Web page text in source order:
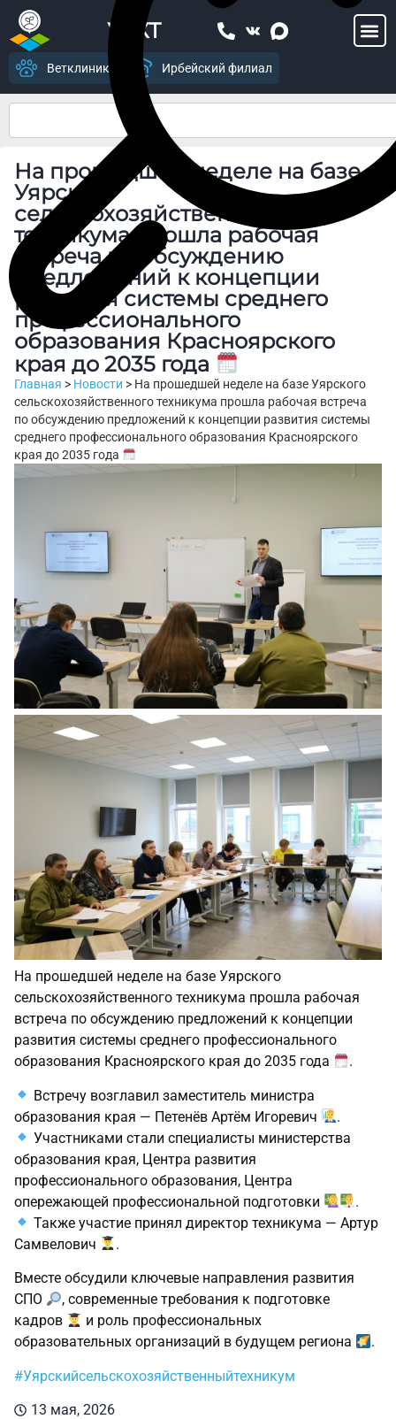
УСХТ
Ветклиника Ирбейский филиал
На прошедшей неделе на базе
Уярского
сельскохозяйственного
техникума прошла рабочая
встреча по обсуждению
предложений к концепции
развития системы среднего
профессионального
образования Красноярского
края до 2035 года
Главная > Новости > На прошедшей неделе на базе Уярского
сельскохозяйственного техникума прошла рабочая встреча
по обсуждению предложений к концепции развития системы
среднего профессионального образования Красноярского
края до 2035 года
На прошедшей неделе на базе Уярского
сельскохозяйственного техникума прошла рабочая
встреча по обсуждению предложений к концепции
развития системы среднего профессионального
образования Красноярского края до 2035 года
.
Встречу возглавил заместитель министра
образования края — Петенёв Артём Игоревич
.
Участниками стали специалисты министерства
образования края, Центра развития
профессионального образования, Центра
опережающей профессиональной подготовки
.
Также участие принял директор техникума — Артур
Самвелович
.
Вместе обсудили ключевые направления развития
СПО
, современные требования к подготовке
кадров
и роль профессиональных
образовательных организаций в будущем региона
.
#Уярскийсельскохозяйственныйтехникум
13 мая, 2026